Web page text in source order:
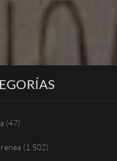
(47)
(1.502)